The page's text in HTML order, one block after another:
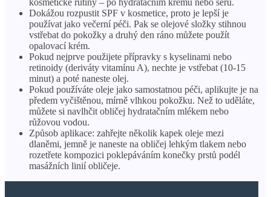
kosmetické rutiny – po hydratačním krému nebo séru.
Dokážou rozpustit SPF v kosmetice, proto je lepší je
používat jako večerní péči. Pak se olejové složky stihnou
vstřebat do pokožky a druhý den ráno můžete použít
opalovací krém.
Pokud nejprve použijete přípravky s kyselinami nebo
retinoidy (deriváty vitamínu A), nechte je vstřebat (10-15
minut) a poté naneste olej.
Pokud používáte oleje jako samostatnou péči, aplikujte je na
předem vyčištěnou, mírně vlhkou pokožku. Než to uděláte,
můžete si navlhčit obličej hydratačním mlékem nebo
růžovou vodou.
Způsob aplikace: zahřejte několik kapek oleje mezi
dlaněmi, jemně je naneste na obličej lehkým tlakem nebo
rozetřete kompozici poklepáváním konečky prstů podél
masážních linií obličeje.